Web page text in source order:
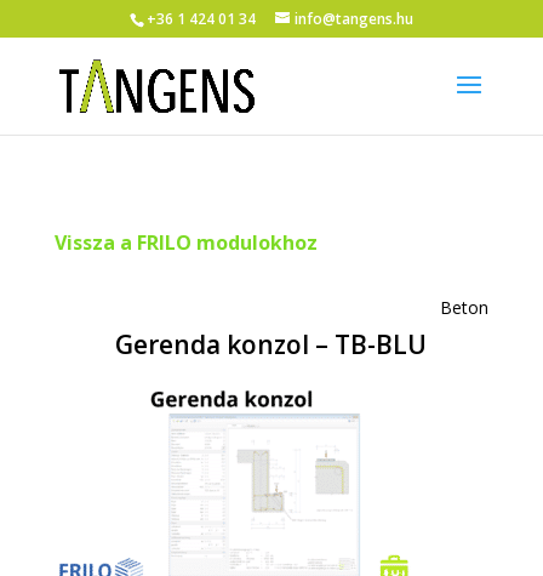
+36 1 424 01 34 info@tangens.hu
Vissza a FRILO modulokhoz
Beton
Gerenda konzol – TB-BLU